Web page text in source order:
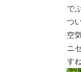
で
つ
空
ニ
す